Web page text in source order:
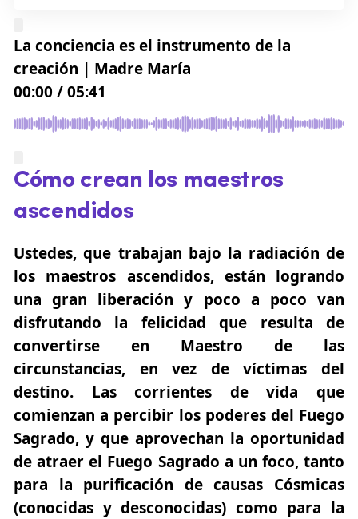
La conciencia es el instrumento de la
creación | Madre María
00:00 /05:41
Cómo crean los maestros
ascendidos
Ustedes, que trabajan bajo la radiación de
los maestros ascendidos, están logrando
una gran liberación y poco a poco van
disfrutando la felicidad que resulta de
convertirse en Maestro de las
circunstancias, en vez de víctimas del
destino. Las corrientes de vida que
comienzan a percibir los poderes del Fuego
Sagrado, y que aprovechan la oportunidad
de atraer el Fuego Sagrado a un foco, tanto
para la purificación de causas Cósmicas
(conocidas y desconocidas) como para la